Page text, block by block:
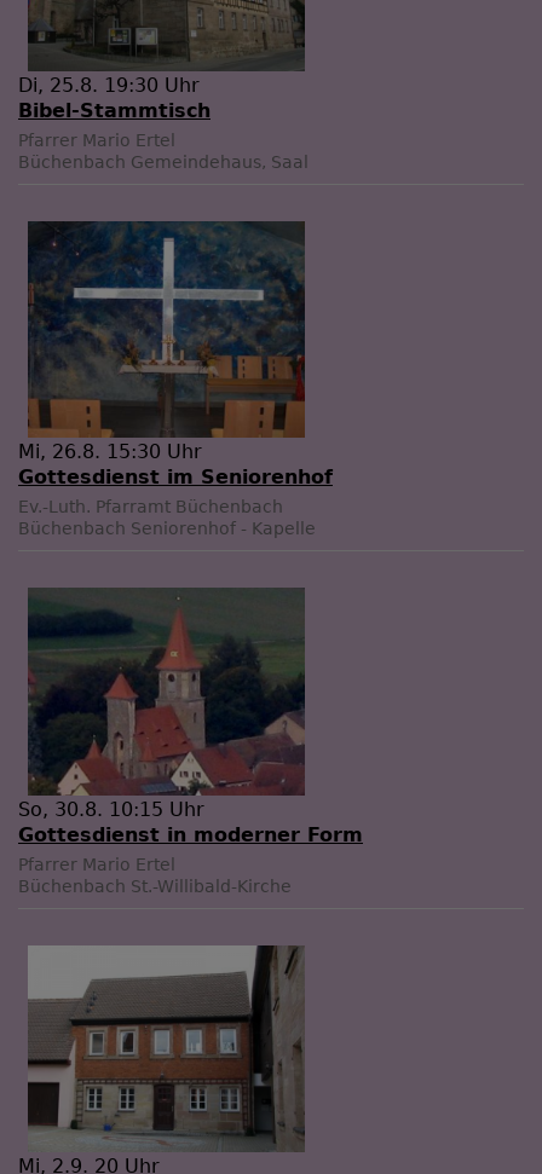
Di, 25.8. 19:30 Uhr
Bibel-Stammtisch
Pfarrer Mario Ertel
Büchenbach Gemeindehaus, Saal
Mi, 26.8. 15:30 Uhr
Gottesdienst im Seniorenhof
Ev.-Luth. Pfarramt Büchenbach
Büchenbach Seniorenhof - Kapelle
So, 30.8. 10:15 Uhr
Gottesdienst in moderner Form
Pfarrer Mario Ertel
Büchenbach St.-Willibald-Kirche
Mi, 2.9. 20 Uhr